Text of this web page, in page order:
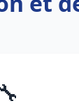
🔧